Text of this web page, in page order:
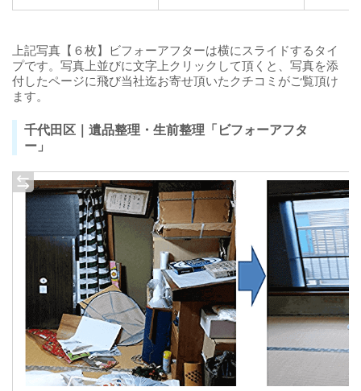
上記写真【６枚】ビフォーアフターは横にスライドするタイ
プです。写真上並びに文字上クリックして頂くと、写真を添
付したページに飛び当社迄お寄せ頂いたクチコミがご覧頂け
ます。
千代田区｜遺品整理・生前整理「ビフォーアフタ
ー」